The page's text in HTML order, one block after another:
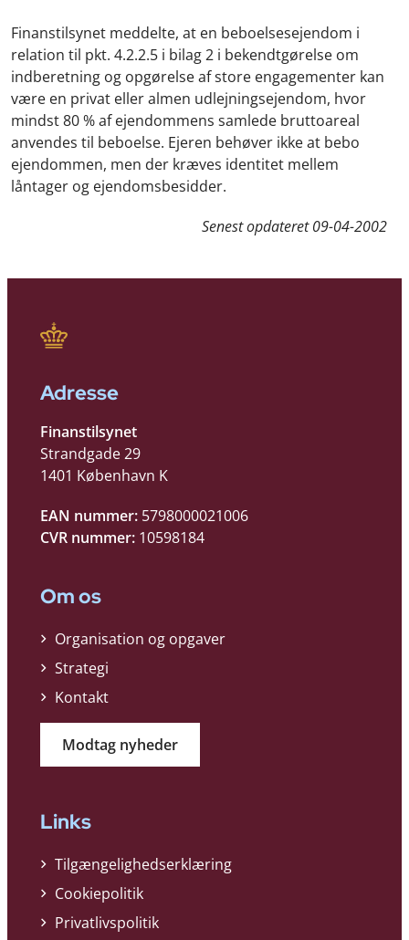
Finanstilsynet meddelte, at en beboelsesejendom i
relation til pkt. 4.2.2.5 i bilag 2 i bekendtgørelse om
indberetning og opgørelse af store engagementer kan
være en privat eller almen udlejningsejendom, hvor
mindst 80 % af ejendommens samlede bruttoareal
anvendes til beboelse. Ejeren behøver ikke at bebo
ejendommen, men der kræves identitet mellem
låntager og ejendomsbesidder.
Senest opdateret09-04-2002
Adresse
Finanstilsynet
Strandgade 29
1401 København K
EAN nummer: 5798000021006
CVR nummer: 10598184
Om os
Organisation og opgaver
Strategi
Kontakt
Modtag nyheder
Links
Tilgængelighedserklæring
Cookiepolitik
Privatlivspolitik